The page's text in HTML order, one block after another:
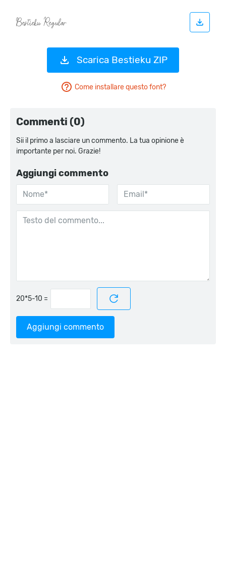
Scarica Bestieku ZIP
Come installare questo font?
Commenti (0)
Sii il primo a lasciare un commento. La tua opinione è
importante per noi. Grazie!
Aggiungi commento
=
Aggiungi commento